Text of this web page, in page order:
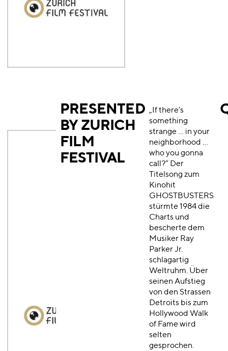
REA DMO
REA D MORE
R EA
REA
PRESENTED
BY ZURICH
FILM
FESTIVAL
„If there’s
something
strange … in your
neighborhood …
who you gonna
call?“ Der
Titelsong zum
Kinohit
GHOSTBUSTERS
stürmte 1984 die
Charts und
bescherte dem
Musiker Ray
Parker Jr.
schlagartig
Weltruhm. Über
seinen Aufstieg
von den Strassen
Detroits bis zum
Hollywood Walk
of Fame wird
selten
gesprochen.